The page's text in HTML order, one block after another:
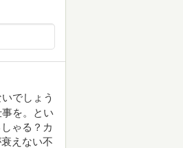
でしょう
を。とい
ゃる？カ
えない不